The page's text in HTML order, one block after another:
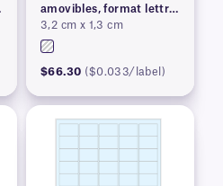
amovibles, format lettre
US
3,2 cm x 1,3 cm
$66.30 ($0.033/label)